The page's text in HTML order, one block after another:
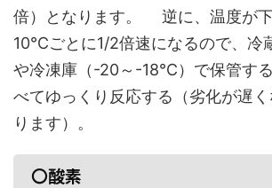
倍）となります。 逆に、温度が
10℃ごとに1/2倍速になるので、冷
や冷凍庫（-20～-18℃）で保管す
べてゆっくり反応する（劣化が遅
ります）。
〇酸素